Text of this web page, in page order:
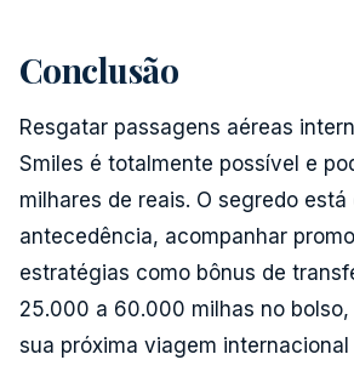
Conclusão
Resgatar passagens aéreas
Smiles é totalmente possível e
milhares de reais. O segredo
antecedência, acompanhar
estratégias como bônus de
25.000 a 60.000 milhas no
sua próxima viagem